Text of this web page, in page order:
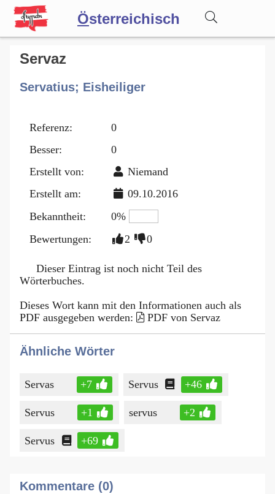
Österreichisch
Wörterbuch
Forum
Blog
Servaz
Servatius; Eisheiliger
Referenz:
0
Besser:
0
Erstellt von:
Niemand
Erstellt am:
09.10.2016
Bekanntheit:
0%
Bewertungen:
2 0
Dieser Eintrag ist noch nicht Teil des
Wörterbuches.
Dieses Wort kann mit den Informationen auch als
PDF ausgegeben werden:
PDF von Servaz
Ähnliche Wörter
Servas +7 Servus +46
Servus +1 servus +2
Servus +69
Kommentare (0)